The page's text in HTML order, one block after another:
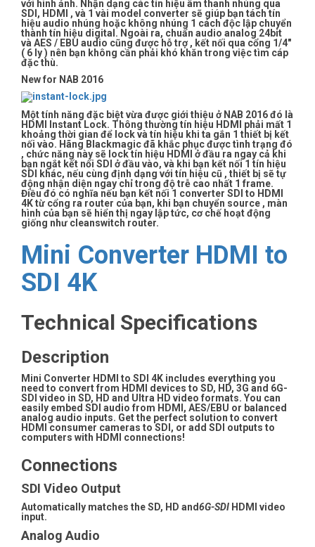
với hình ảnh. Nhận dạng các tín hiệu âm thanh nhúng qua
SDI, HDMI , và 1 vài model converter sẽ giúp bạn tách tín
hiệu audio nhúng hoặc không nhúng 1 cách độc lập chuyển
thành tín hiệu digital. Ngoài ra, chuẩn audio analog 24bit
và AES / EBU audio cũng được hỗ trợ , kết nối qua cổng 1/4″
( 6 ly ) nên bạn không cần phải khó khăn trong việc tìm cáp
đặc thù.
New for NAB 2016
Một tính năng đặc biệt vừa được giới thiệu ở NAB 2016 đó là
HDMI Instant Lock. Thông thường tín hiệu HDMI phải mất 1
khoảng thời gian để lock và tín hiệu khi ta gắn 1 thiết bị kết
nối vào. Hãng Blackmagic đã khắc phục được tình trạng đó
, chức năng này sẽ lock tín hiệu HDMI ở đầu ra ngay cả khi
bạn ngắt kết nối SDI ở đầu vào, và khi bạn kết nối 1 tín hiệu
SDI khác, nếu cùng định dạng với tín hiệu cũ , thiết bị sẽ tự
động nhận diện ngay chỉ trong độ trễ cao nhất 1 frame.
Điều đó có nghĩa nếu bạn kết nối 1 converter SDI to HDMI
4K từ cổng ra router của bạn, khi bạn chuyển source , màn
hình của bạn sẽ hiển thị ngay lập tức, cơ chế hoạt động
giống như cleanswitch router.
Mini Converter HDMI to
SDI 4K
Technical Specifications
Description
Mini Converter HDMI to SDI 4K includes everything you
need to convert from HDMI devices to SD, HD, 3G and 6G-
SDI video in SD, HD and Ultra HD video formats. You can
easily embed SDI audio from HDMI, AES/EBU or balanced
analog audio inputs. Get the perfect solution to convert
HDMI consumer cameras to SDI, or add SDI outputs to
computers with HDMI connections!
Connections
SDI Video Output
Automatically matches the SD, HD and6G-SDI HDMI video
input.
Analog Audio